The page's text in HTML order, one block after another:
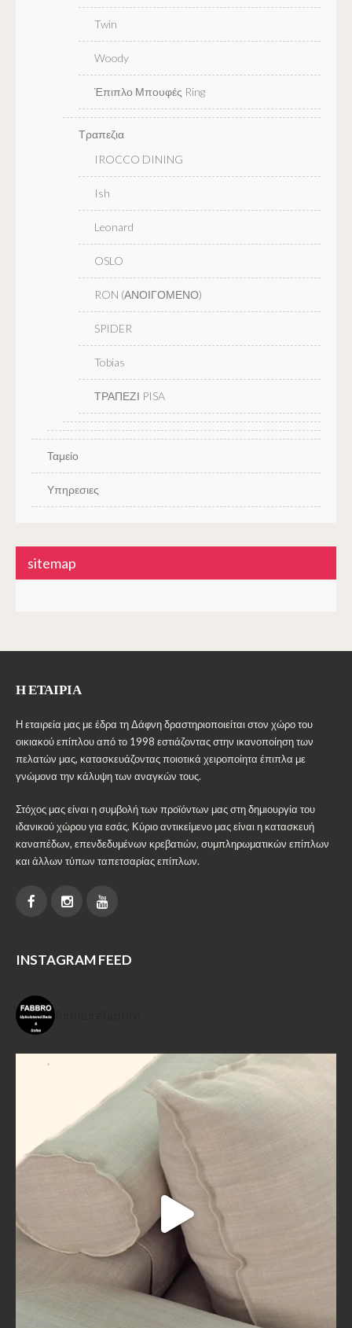
Twin
Woody
Έπιπλο Μπουφές Ring
Τραπεζια
IROCCO DINING
Ish
Leonard
OSLO
RON (ΑΝΟΙΓΟΜΕΝΟ)
SPIDER
Tobias
ΤΡΑΠΕΖΙ PISA
Ταμείο
Υπηρεσιες
sitemap
Η ΕΤΑΙΡΊΑ
Η εταιρεία μας με έδρα τη Δάφνη δραστηριοποιείται στον χώρο του
οικιακού επίπλου από το 1998 εστιάζοντας στην ικανοποίηση των
πελατών μας, κατασκευάζοντας ποιοτικά χειροποίητα έπιπλα με
γνώμονα την κάλυψη των αναγκών τους.
Στόχος μας είναι η συμβολή των προϊόντων μας στη δημιουργία του
ιδανικού χώρου για εσάς. Κύριο αντικείμενο μας είναι η κατασκευή
καναπέδων, επενδεδυμένων κρεβατιών, συμπληρωματικών επίπλων
και άλλων τύπων ταπετσαρίας επίπλων.
INSTAGRAM FEED